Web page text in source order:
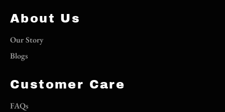
About Us
Our Story
Blogs
Customer Care
FAQs